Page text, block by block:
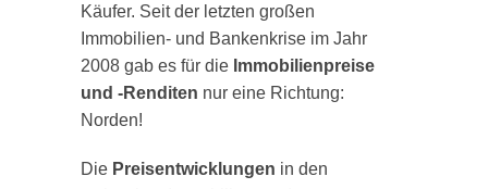
Käufer. Seit der letzten großen
Immobilien- und Bankenkrise im Jahr
2008 gab es für die Immobilienpreise
und -Renditen nur eine Richtung:
Norden!
Die Preisentwicklungen in den